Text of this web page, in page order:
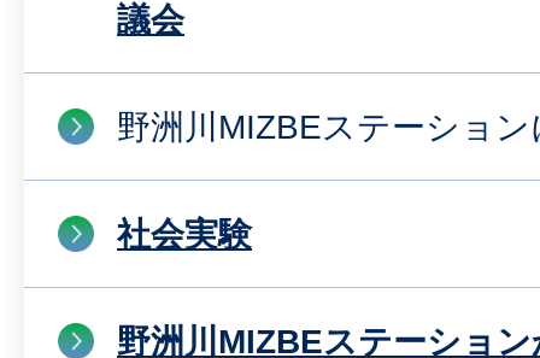
議会
野洲川MIZBEステーショ
社会実験
野洲川MIZBEステーショ